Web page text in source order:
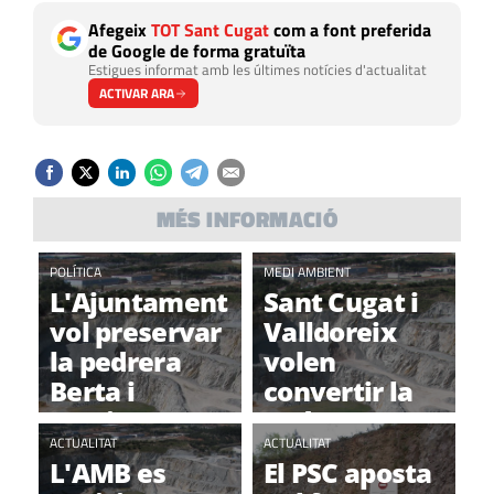
AfegeixTOT Sant Cugatcom a font preferida
de Google de forma gratuïta
Estigues informat amb les últimes notícies d'actualitat
ACTIVAR ARA
MÉS INFORMACIÓ
POLÍTICA
L'Ajuntament
vol preservar
la pedrera
Berta i
"accions
correctores"
per a
MEDI AMBIENT
Sant Cugat i
Valldoreix
volen
convertir la
Pedrera Berta
en un espai
paisatgístic
ACTUALITAT
L'AMB es
ACTUALITAT
El PSC aposta